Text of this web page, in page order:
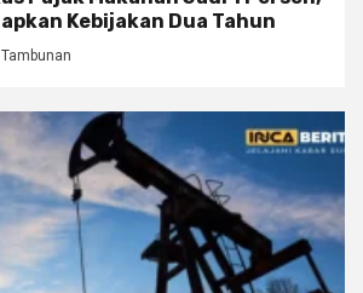
Kebijakan Dua Tahun